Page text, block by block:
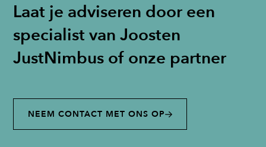
Laat je adviseren door een
specialist van Joosten
JustNimbus of onze partner
NEEM CONTACT MET ONS OP